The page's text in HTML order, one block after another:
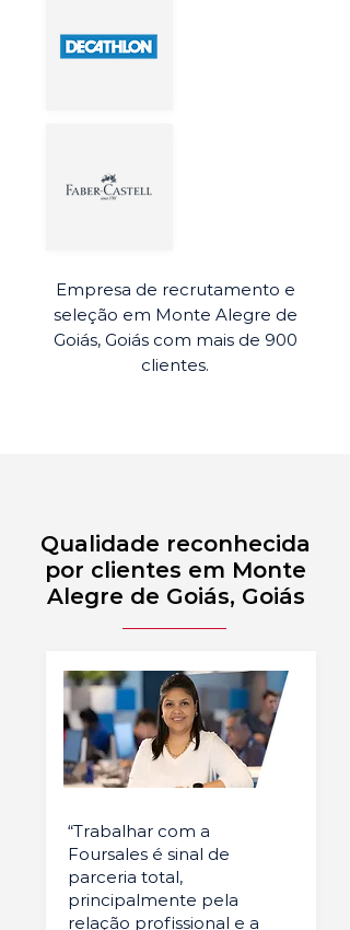
Empresa de recrutamento e
seleção em Monte Alegre de
Goiás, Goiás com mais de 900
clientes.
Qualidade reconhecida
por clientes em Monte
Alegre de Goiás, Goiás
“Trabalhar com a
Foursales é sinal de
parceria total,
principalmente pela
relação profissional e a